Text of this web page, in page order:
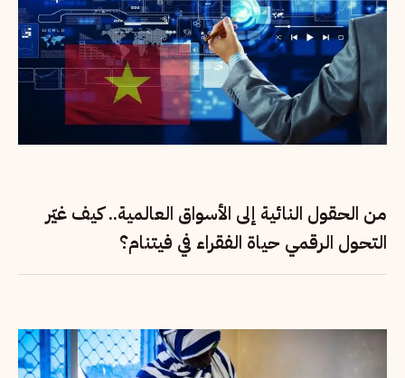
من الحقول النائية إلى الأسواق العالمية.. كيف غيّر
التحول الرقمي حياة الفقراء في فيتنام؟